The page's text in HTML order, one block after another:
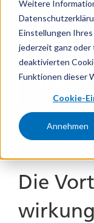
Weitere
Einstellungen
jederzeit ganz
deaktivierten
Funktionen dieser
Cookie-
Annehmen
Die